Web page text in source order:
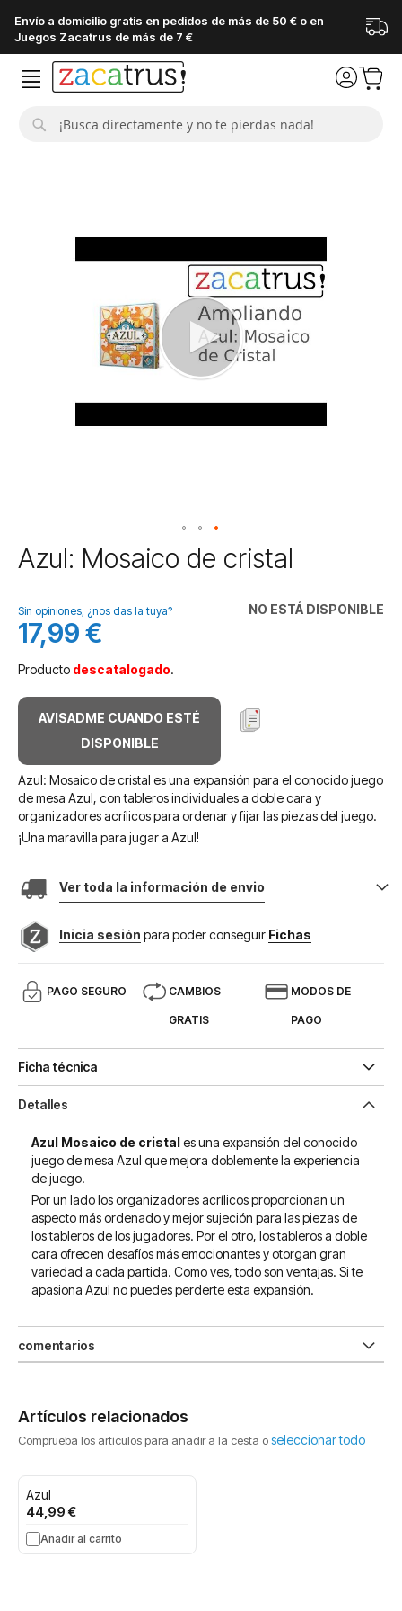
Envío a domicilio gratis en pedidos de más de 50 € o en
Juegos Zacatrus de más de 7 €
Saltar
al
de
la
galería
imágenes
Azul: Mosaico de cristal
NO ESTÁ DISPONIBLE
Sin opiniones, ¿nos das la tuya?
17,99 €
Producto descatalogado.
AVISADME CUANDO ESTÉ
DISPONIBLE
Azul: Mosaico de cristal es una expansión para el conocido juego
de mesa Azul, con tableros individuales a doble cara y
organizadores acrílicos para ordenar y fijar las piezas del juego.
¡Una maravilla para jugar a Azul!
Ver toda la información de envio
Inicia sesión para poder conseguir Fichas
PAGO SEGURO CAMBIOS
GRATIS
MODOS DE
PAGO
Ficha técnica
Detalles
Azul Mosaico de cristales una expansión del conocido
juego de mesa Azul que mejora doblemente la experiencia
de juego.
Por un lado los organizadores acrílicos proporcionan un
aspecto más ordenado y mejor sujeción para las piezas de
los tableros de los jugadores. Por el otro, los tableros a doble
cara ofrecen desafíos más emocionantes y otorgan gran
variedad a cada partida. Como ves, todo son ventajas. Si te
apasiona Azul no puedes perderte esta expansión.
comentarios
Artículos relacionados
Comprueba los artículos para añadir a la cesta oseleccionar todo
Azul
44,99 €
Añadir al carrito